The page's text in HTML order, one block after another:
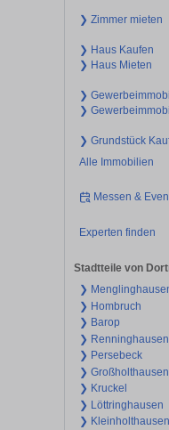
❯ Zimmer mieten
❯ Haus Kaufen
❯ Haus Mieten
❯
❯
❯ Grundstück
Alle Immobilien
Messen &
Experten finden
Stadtteile von
❯
❯ Hombruch
❯ Barop
❯ Renninghausen
❯ Persebeck
❯ Großholthausen
❯ Kruckel
❯ Löttringhausen
❯ Kleinholthausen